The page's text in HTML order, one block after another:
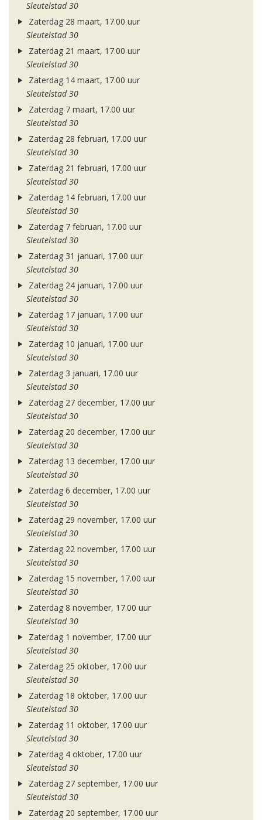
Sleutelstad 30
Zaterdag 28 maart, 17.00 uur
Sleutelstad 30
Zaterdag 21 maart, 17.00 uur
Sleutelstad 30
Zaterdag 14 maart, 17.00 uur
Sleutelstad 30
Zaterdag 7 maart, 17.00 uur
Sleutelstad 30
Zaterdag 28 februari, 17.00 uur
Sleutelstad 30
Zaterdag 21 februari, 17.00 uur
Sleutelstad 30
Zaterdag 14 februari, 17.00 uur
Sleutelstad 30
Zaterdag 7 februari, 17.00 uur
Sleutelstad 30
Zaterdag 31 januari, 17.00 uur
Sleutelstad 30
Zaterdag 24 januari, 17.00 uur
Sleutelstad 30
Zaterdag 17 januari, 17.00 uur
Sleutelstad 30
Zaterdag 10 januari, 17.00 uur
Sleutelstad 30
Zaterdag 3 januari, 17.00 uur
Sleutelstad 30
Zaterdag 27 december, 17.00 uur
Sleutelstad 30
Zaterdag 20 december, 17.00 uur
Sleutelstad 30
Zaterdag 13 december, 17.00 uur
Sleutelstad 30
Zaterdag 6 december, 17.00 uur
Sleutelstad 30
Zaterdag 29 november, 17.00 uur
Sleutelstad 30
Zaterdag 22 november, 17.00 uur
Sleutelstad 30
Zaterdag 15 november, 17.00 uur
Sleutelstad 30
Zaterdag 8 november, 17.00 uur
Sleutelstad 30
Zaterdag 1 november, 17.00 uur
Sleutelstad 30
Zaterdag 25 oktober, 17.00 uur
Sleutelstad 30
Zaterdag 18 oktober, 17.00 uur
Sleutelstad 30
Zaterdag 11 oktober, 17.00 uur
Sleutelstad 30
Zaterdag 4 oktober, 17.00 uur
Sleutelstad 30
Zaterdag 27 september, 17.00 uur
Sleutelstad 30
Zaterdag 20 september, 17.00 uur